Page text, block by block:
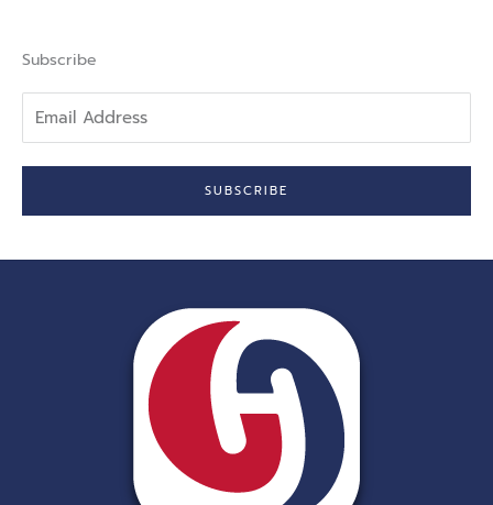
-
f
Subscribe
Address
SUBSCRIBE